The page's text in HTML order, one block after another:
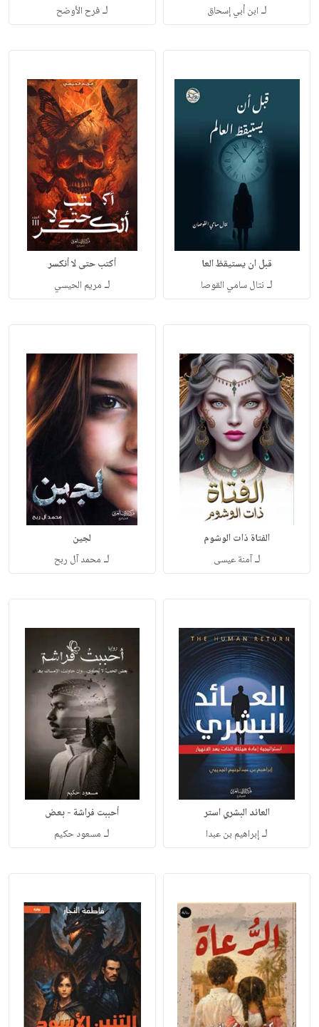
لـ ابن أبي إسحاق لـفرح الأوضح
قبل ان يستيقظ العا
لـ نتال سامي القوصا
أكتب حتى لا أنكسر‎
لـ مريم الحيسي
الفتاة ذات الوشوم
لـآمنة عيسى
لجين‎
لـ محمد آل ربح
العائد البشري استر
لـ
أحببت فراشة - بعض
لـ مسعود حكيم